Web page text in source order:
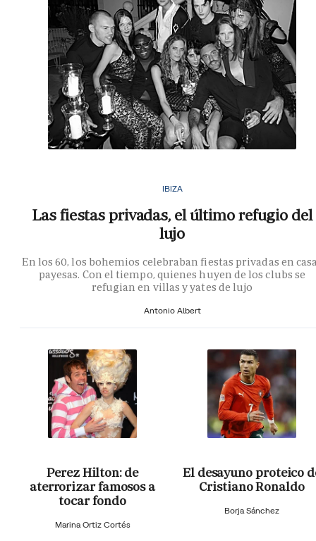
IBIZA
Las fiestas privadas, el último refugio del
lujo
En los 60, los bohemios celebraban fiestas privadas en
payesas. Con el tiempo, quienes huyen de los clubs se
refugian en villas y yates de lujo
Antonio Albert
Perez Hilton: de
aterrorizar famosos a
tocar fondo
Marina Ortiz Cortés
El desayuno proteico
Cristiano Ronaldo
Borja Sánchez